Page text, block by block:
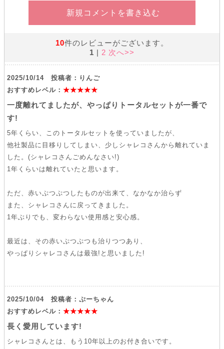
新規コメントを書き込む
10件のレビューがございます。
1 | 2 次へ>>
2025/10/14 投稿者：りんご
おすすめレベル：★★★★★
一度離れてましたが、やっぱりトータルセットが一番で
す!
5年くらい、このトータルセットを使っていましたが、
他社製品に目移りしてしまい、少しシャレコさんから離れていま
した。(シャレコさんごめんなさい!)
1年くらいは離れていたと思います。
ただ、赤いぷつぷつしたものが出来て、なかなか治らず
また、シャレコさんに戻ってきました。
1年ぶりでも、変わらない使用感と安心感。
最近は、その赤いぷつぷつも治りつつあり、
やっぱりシャレコさんは最強!と思いました!
2025/10/04 投稿者：ぷーちゃん
おすすめレベル：★★★★★
長く愛用しています!
シャレコさんとは、もう10年以上のお付き合いです。